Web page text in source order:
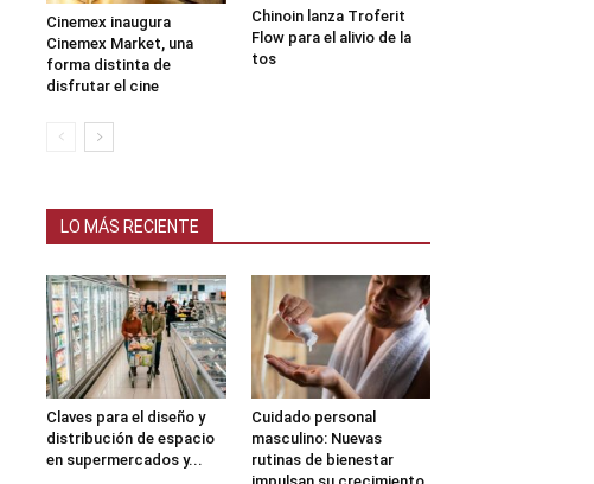
Cinemex inaugura
Cinemex Market, una
forma distinta de
disfrutar el cine
Chinoin lanza Troferit
Flow para el alivio de la
tos
LO MÁS RECIENTE
Claves para el diseño y
distribución de espacio
en supermercados y...
Cuidado personal
masculino: Nuevas
rutinas de bienestar